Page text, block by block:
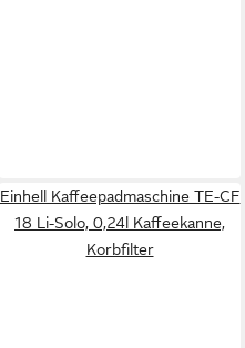
Einhell Kaffeepadmaschine TE-CF
18 Li-Solo, 0,24l Kaffeekanne,
Korbfilter